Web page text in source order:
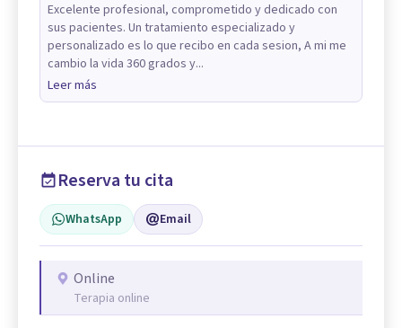
Excelente profesional, comprometido y dedicado con
sus pacientes. Un tratamiento especializado y
personalizado es lo que recibo en cada sesion, A mi me
cambio la vida 360 grados y...
Leer más
Reserva tu cita
WhatsApp Email
Online
Terapia online